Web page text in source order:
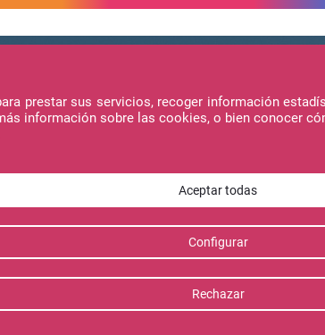
prestar sus servicios, recoger información
información sobre las cookies, o bien conocer